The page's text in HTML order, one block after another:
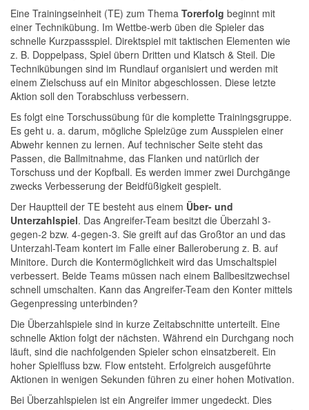
Eine Trainingseinheit (TE) zum Thema Torerfolg beginnt mit
einer Technikübung. Im Wettbe-werb üben die Spieler das
schnelle Kurzpassspiel. Direktspiel mit taktischen Elementen wie
z. B. Doppelpass, Spiel übern Dritten und Klatsch & Steil. Die
Technikübungen sind im Rundlauf organisiert und werden mit
einem Zielschuss auf ein Minitor abgeschlossen. Diese letzte
Aktion soll den Torabschluss verbessern.
Es folgt eine Torschussübung für die komplette Trainingsgruppe.
Es geht u. a. darum, mögliche Spielzüge zum Ausspielen einer
Abwehr kennen zu lernen. Auf technischer Seite steht das
Passen, die Ballmitnahme, das Flanken und natürlich der
Torschuss und der Kopfball. Es werden immer zwei Durchgänge
zwecks Verbesserung der Beidfüßigkeit gespielt.
Der Hauptteil der TE besteht aus einem Über- und
Unterzahlspiel. Das Angreifer-Team besitzt die Überzahl 3-
gegen-2 bzw. 4-gegen-3. Sie greift auf das Großtor an und das
Unterzahl-Team kontert im Falle einer Balleroberung z. B. auf
Minitore. Durch die Kontermöglichkeit wird das Umschaltspiel
verbessert. Beide Teams müssen nach einem Ballbesitzwechsel
schnell umschalten. Kann das Angreifer-Team den Konter mittels
Gegenpressing unterbinden?
Die Überzahlspiele sind in kurze Zeitabschnitte unterteilt. Eine
schnelle Aktion folgt der nächsten. Während ein Durchgang noch
läuft, sind die nachfolgenden Spieler schon einsatzbereit. Ein
hoher Spielfluss bzw. Flow entsteht. Erfolgreich ausgeführte
Aktionen in wenigen Sekunden führen zu einer hohen Motivation.
Bei Überzahlspielen ist ein Angreifer immer ungedeckt. Dies